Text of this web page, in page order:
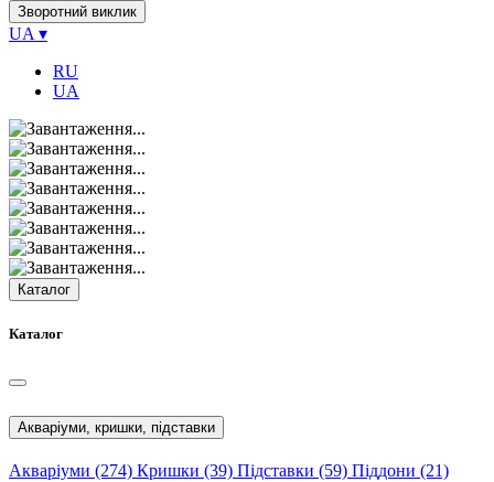
Зворотний виклик
UA ▾
RU
UA
Каталог
Каталог
Акваріуми, кришки, підставки
Акваріуми (274) Кришки (39) Підставки (59) Піддони (21)